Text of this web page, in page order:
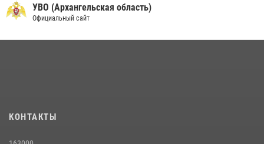
УВО (Архангельская область)
Официальный сайт
КОНТАКТЫ